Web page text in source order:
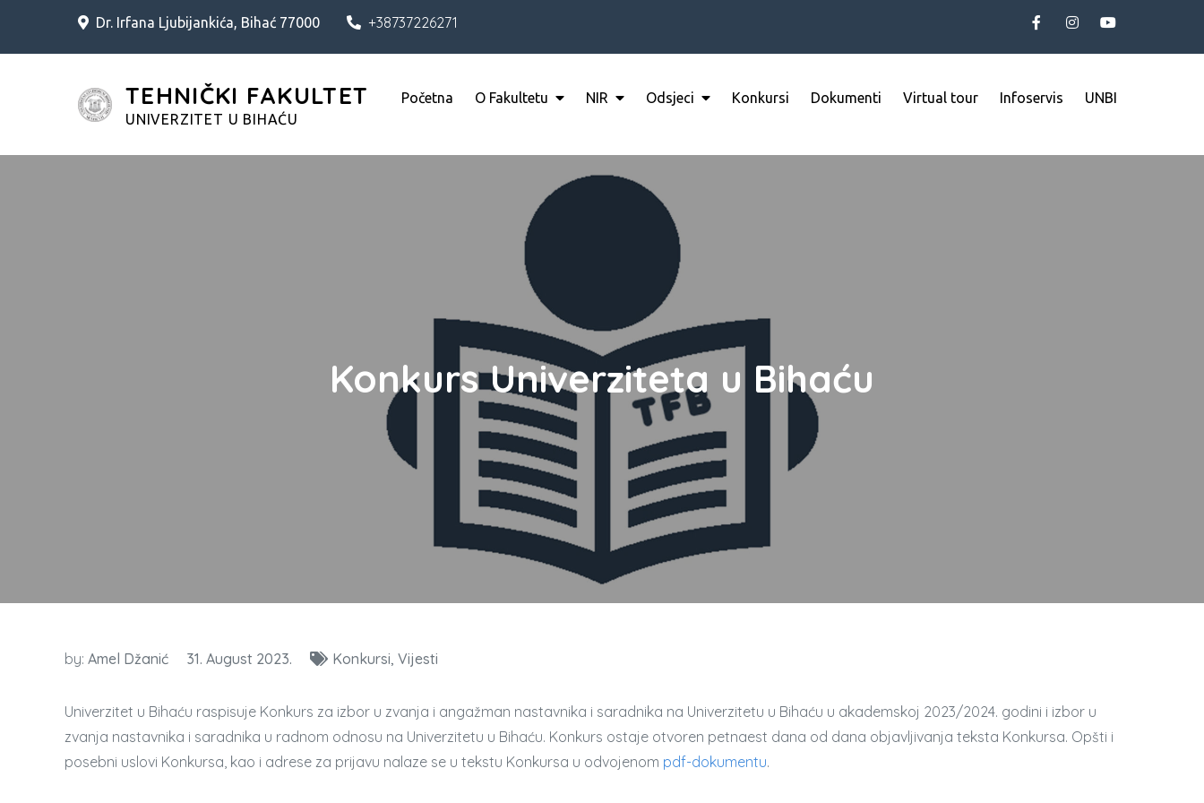
Dr. Irfana Ljubijankića, Bihać 77000 +38737226271
TEHNIČKI FAKULTET
UNIVERZITET U BIHAĆU
Početna O Fakultetu NIR Odsjeci Konkursi Dokumenti Virtual tour Infoservis UNBI
Konkurs Univerziteta u Bihaću
by: Amel Džanić 31. August 2023. Konkursi Vijesti
Univerzitet u Bihaću raspisuje Konkurs za izbor u zvanja i angažman nastavnika i saradnika na Univerzitetu u Bihaću u akademskoj 2023/2024. godini i izbor u
zvanja nastavnika i saradnika u radnom odnosu na Univerzitetu u Bihaću. Konkurs ostaje otvoren petnaest dana od dana objavljivanja teksta Konkursa. Opšti i
posebni uslovi Konkursa, kao i adrese za prijavu nalaze se u tekstu Konkursa u odvojenom pdf-dokumentu.